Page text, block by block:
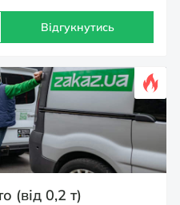
Відгукнутись
(від 0,2 т)